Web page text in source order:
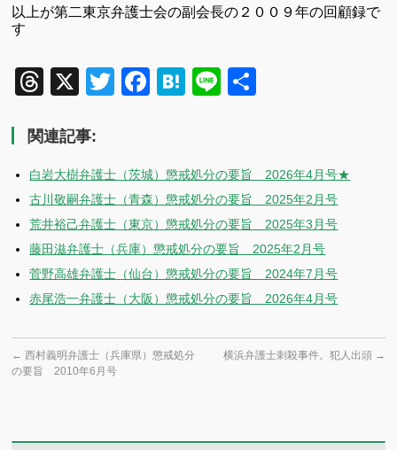
以上が第二東京弁護士会の副会長の２００９年の回顧録で
す
Threads
X TwitterFacebook
Hatena
Line
関連記事:
白岩大樹弁護士（茨城）懲戒処分の要旨 2026年4月号★
古川敬嗣弁護士（青森）懲戒処分の要旨 2025年2月号
荒井裕己弁護士（東京）懲戒処分の要旨 2025年3月号
藤田滋弁護士（兵庫）懲戒処分の要旨 2025年2月号
菅野高雄弁護士（仙台）懲戒処分の要旨 2024年7月号
赤尾浩一弁護士（大阪）懲戒処分の要旨 2026年4月号
← 西村義明弁護士（兵庫県）懲戒処分
の要旨 2010年6月号
横浜弁護士刺殺事件。犯人出頭 →